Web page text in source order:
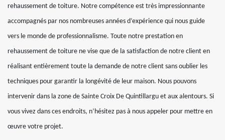
rehaussement de toiture. Notre compétence est très impressionnante
accompagnés par nos nombreuses années d’expérience qui nous guide
vers le monde de professionnalisme. Toute notre prestation en
rehaussement de toiture ne vise que de la satisfaction de notre client en
réalisant entièrement toute la demande de notre client sans oublier les
techniques pour garantir la longévité de leur maison. Nous pouvons
intervenir dans la zone de Sainte Croix De Quintillargu et aux alentours. Si
vous vivez dans ces endroits, n’hésitez pas à nous appeler pour mettre en
œuvre votre projet.